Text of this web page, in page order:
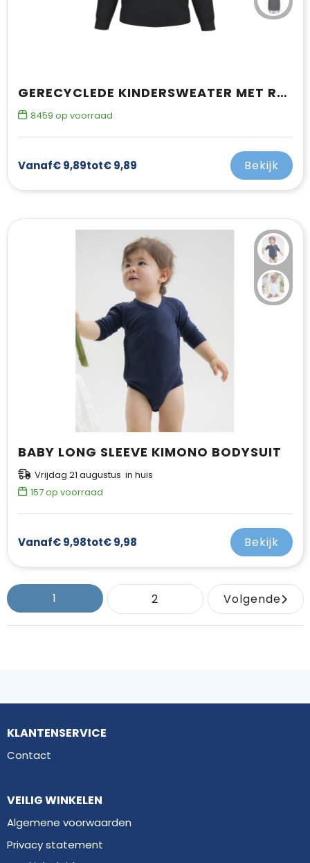
GERECYCLEDE KINDERSWEATER MET RONDE HALS
8459 op voorraad
Vanaf€ 9,89tot€ 9,89 Bekijk
BABY LONG SLEEVE KIMONO BODYSUIT
Vrijdag 21 augustus in huis
157op voorraad
Vanaf€ 9,98tot€ 9,98 Bekijk
1 2 Volgende
KLANTENSERVICE
Contact
VEILIG WINKELEN
Algemene voorwaarden
Privacy statement